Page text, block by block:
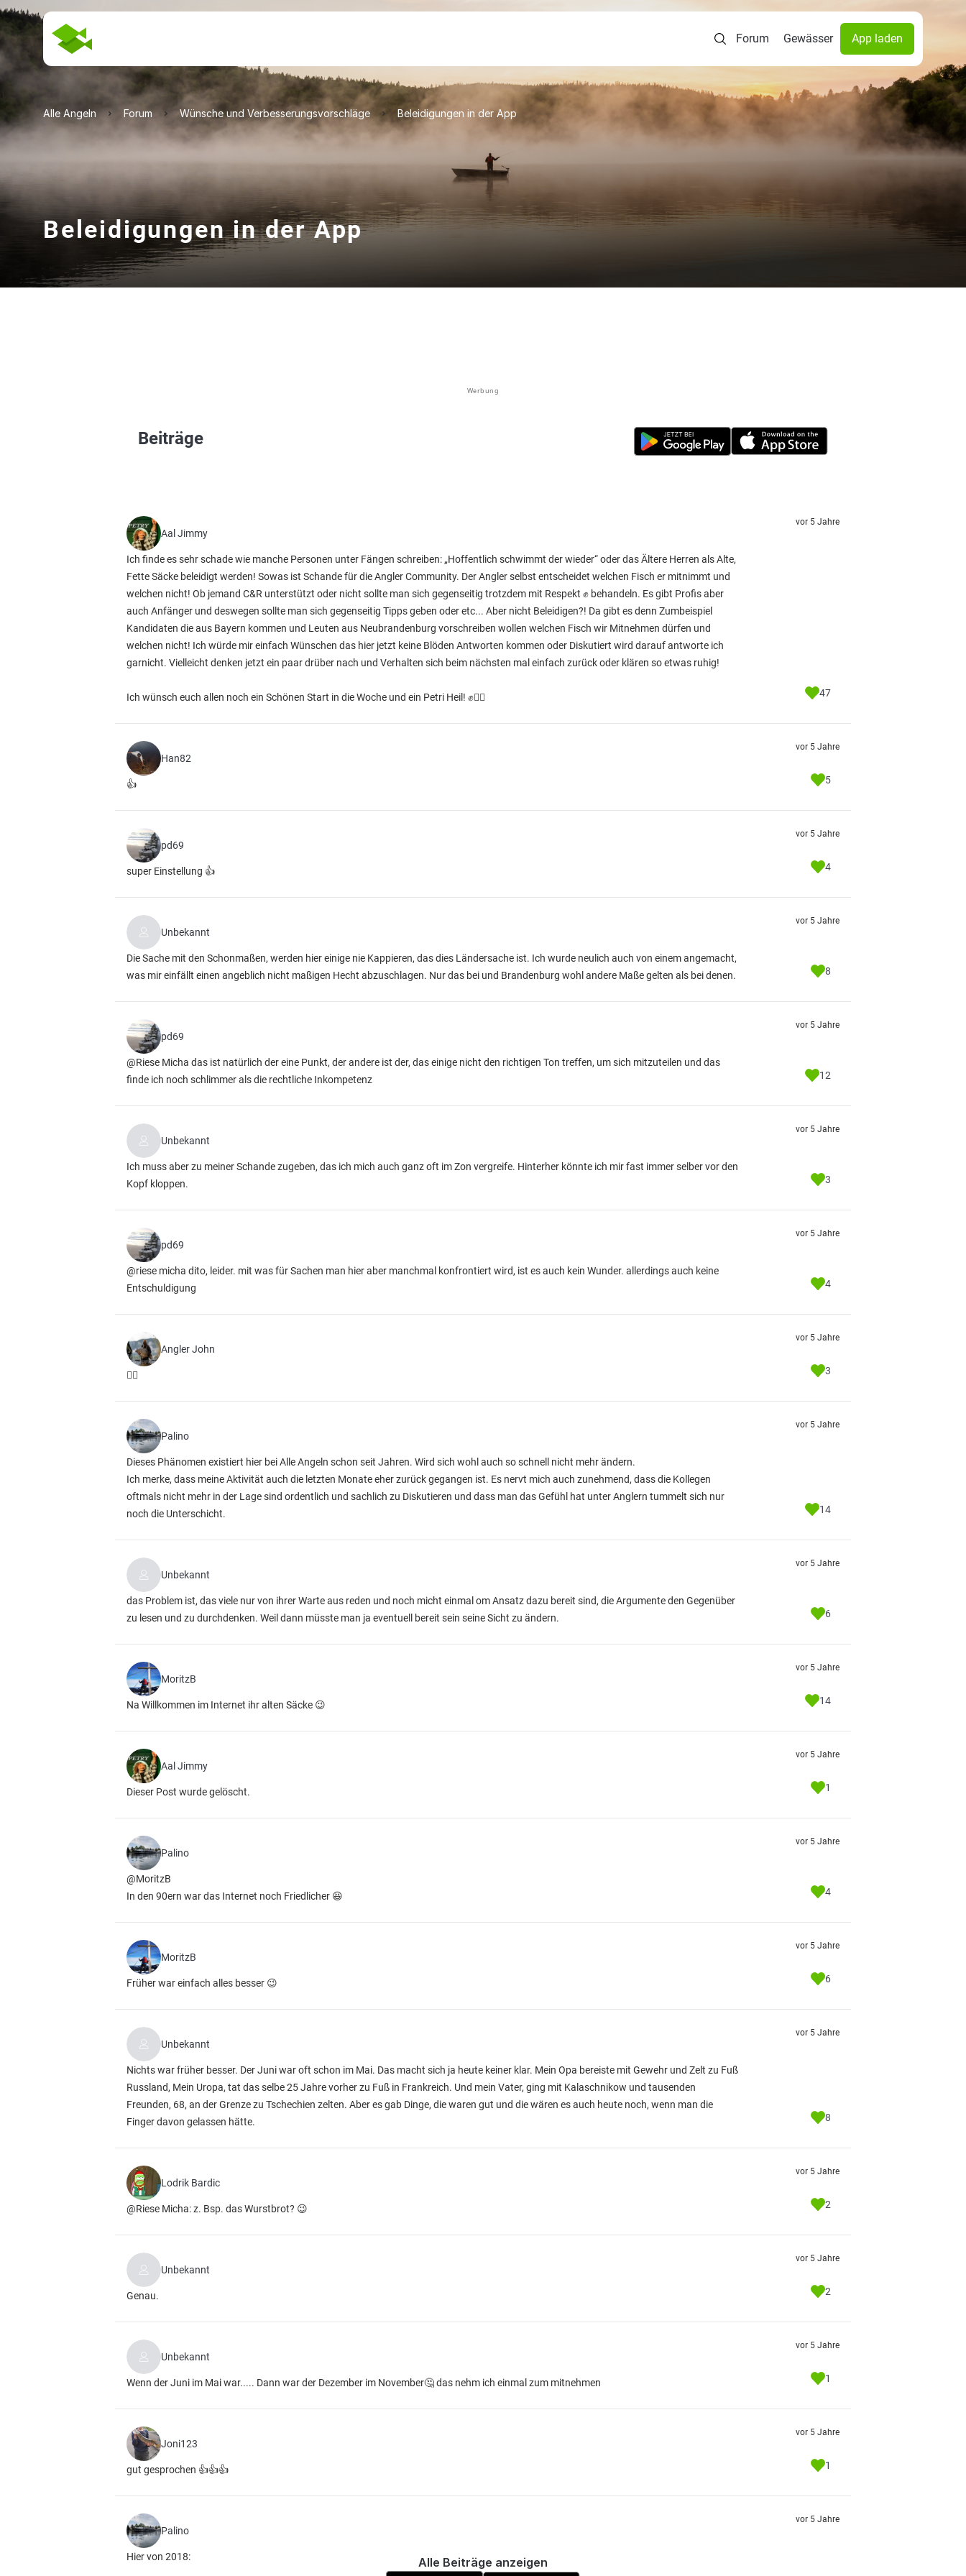
Forum Gewässer App laden
Alle Angeln Forum Wünsche und Verbesserungsvorschläge Beleidigungen in der App
Beleidigungen in der App
Werbung
Beiträge
Aal Jimmy
Ich finde es sehr schade wie manche Personen unter Fängen schreiben: „Hoffentlich schwimmt der wieder“ oder das Ältere Herren als Alte,
Fette Säcke beleidigt werden! Sowas ist Schande für die Angler Community. Der Angler selbst entscheidet welchen Fisch er mitnimmt und
welchen nicht! Ob jemand C&R unterstützt oder nicht sollte man sich gegenseitig trotzdem mit Respekt ✊ behandeln. Es gibt Profis aber
auch Anfänger und deswegen sollte man sich gegenseitig Tipps geben oder etc... Aber nicht Beleidigen?! Da gibt es denn Zumbeispiel
Kandidaten die aus Bayern kommen und Leuten aus Neubrandenburg vorschreiben wollen welchen Fisch wir Mitnehmen dürfen und
welchen nicht! Ich würde mir einfach Wünschen das hier jetzt keine Blöden Antworten kommen oder Diskutiert wird darauf antworte ich
garnicht. Vielleicht denken jetzt ein paar drüber nach und Verhalten sich beim nächsten mal einfach zurück oder klären so etwas ruhig!
Ich wünsch euch allen noch ein Schönen Start in die Woche und ein Petri Heil! ✊👍🏽
vor 5 Jahre
47
Han82
👍
vor 5 Jahre
5
pd69
super Einstellung 👍
vor 5 Jahre
4
Unbekannt
Die Sache mit den Schonmaßen, werden hier einige nie Kappieren, das dies Ländersache ist. Ich wurde neulich auch von einem angemacht,
was mir einfällt einen angeblich nicht maßigen Hecht abzuschlagen. Nur das bei und Brandenburg wohl andere Maße gelten als bei denen.
vor 5 Jahre
8
pd69
@Riese Micha das ist natürlich der eine Punkt, der andere ist der, das einige nicht den richtigen Ton treffen, um sich mitzuteilen und das
finde ich noch schlimmer als die rechtliche Inkompetenz
vor 5 Jahre
12
Unbekannt
Ich muss aber zu meiner Schande zugeben, das ich mich auch ganz oft im Zon vergreife. Hinterher könnte ich mir fast immer selber vor den
Kopf kloppen.
vor 5 Jahre
3
pd69
@riese micha dito, leider. mit was für Sachen man hier aber manchmal konfrontiert wird, ist es auch kein Wunder. allerdings auch keine
Entschuldigung
vor 5 Jahre
4
Angler John
👍🏽
vor 5 Jahre
3
Palino
Dieses Phänomen existiert hier bei Alle Angeln schon seit Jahren. Wird sich wohl auch so schnell nicht mehr ändern.
Ich merke, dass meine Aktivität auch die letzten Monate eher zurück gegangen ist. Es nervt mich auch zunehmend, dass die Kollegen
oftmals nicht mehr in der Lage sind ordentlich und sachlich zu Diskutieren und dass man das Gefühl hat unter Anglern tummelt sich nur
noch die Unterschicht.
vor 5 Jahre
14
Unbekannt
das Problem ist, das viele nur von ihrer Warte aus reden und noch micht einmal om Ansatz dazu bereit sind, die Argumente den Gegenüber
zu lesen und zu durchdenken. Weil dann müsste man ja eventuell bereit sein seine Sicht zu ändern.
vor 5 Jahre
6
MoritzB
Na Willkommen im Internet ihr alten Säcke 😉
vor 5 Jahre
14
Aal Jimmy
Dieser Post wurde gelöscht.
vor 5 Jahre
1
Palino
@MoritzB
In den 90ern war das Internet noch Friedlicher 😆
vor 5 Jahre
4
MoritzB
Früher war einfach alles besser 😉
vor 5 Jahre
6
Unbekannt
Nichts war früher besser. Der Juni war oft schon im Mai. Das macht sich ja heute keiner klar. Mein Opa bereiste mit Gewehr und Zelt zu Fuß
Russland, Mein Uropa, tat das selbe 25 Jahre vorher zu Fuß in Frankreich. Und mein Vater, ging mit Kalaschnikow und tausenden
Freunden, 68, an der Grenze zu Tschechien zelten. Aber es gab Dinge, die waren gut und die wären es auch heute noch, wenn man die
Finger davon gelassen hätte.
vor 5 Jahre
8
Lodrik Bardic
@Riese Micha: z. Bsp. das Wurstbrot? 😉
vor 5 Jahre
2
Unbekannt
Genau.
vor 5 Jahre
2
Unbekannt
Wenn der Juni im Mai war..... Dann war der Dezember im November🤔 das nehm ich einmal zum mitnehmen
vor 5 Jahre
1
Joni123
gut gesprochen 👍👍👍
vor 5 Jahre
1
Palino
Hier von 2018:
vor 5 Jahre
Alle Beiträge anzeigen